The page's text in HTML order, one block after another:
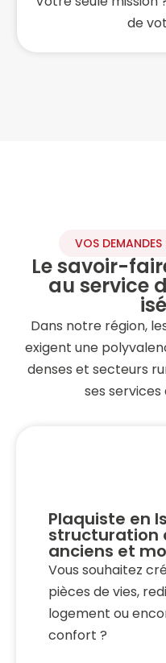
de
VOS DEMANDES
Le savoir-
au service
Dans notre région,
exigent une
denses et secteurs
ses
Plaquiste en
structuration
anciens et
Vous souhaitez
pièces de vies,
logement ou
confort ?